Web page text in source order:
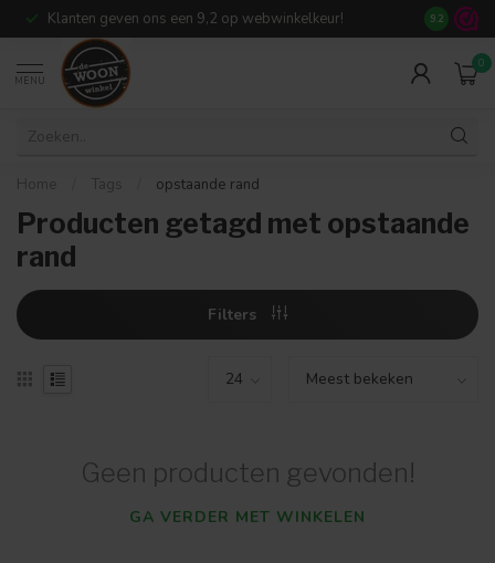
Klanten geven ons een 9,2 op webwinkelkeur! Meer dan
9.2
MENU
0
Home Tags opstaande rand
Producten getagd met opstaande
rand
Filters
Geen producten gevonden!
GA VERDER MET WINKELEN